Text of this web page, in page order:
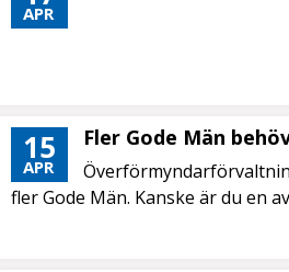
APR
15
APR
Fler Gode Män
fler Gode Män. Kanske är du en